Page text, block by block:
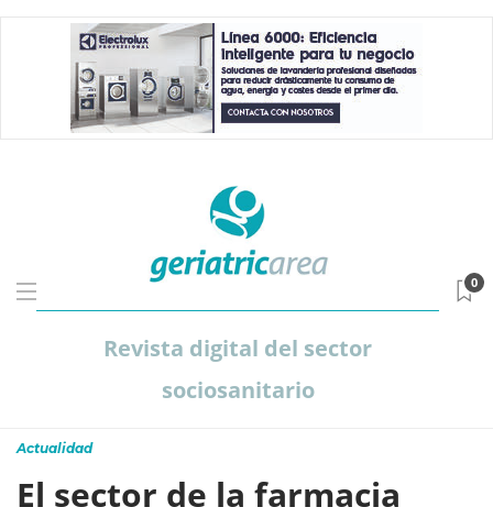
Revista digital del sector
sociosanitario
0
Actualidad
El sector de la farmacia